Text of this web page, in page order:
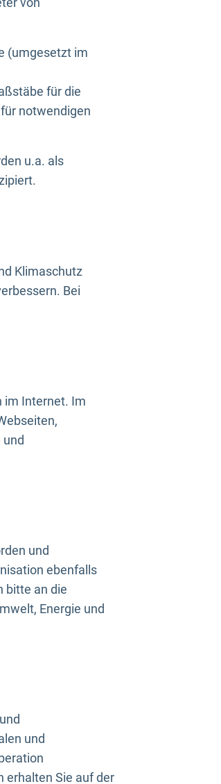
(umgesetzt im
für die
notwendigen
u.a. als
Klimaschutz
Bei
im Internet. Im
und
ebenfalls
bitte an die
Energie und
und
erhalten Sie auf der